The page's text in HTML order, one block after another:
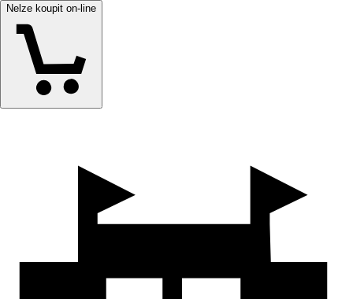
Nelze koupit on-line